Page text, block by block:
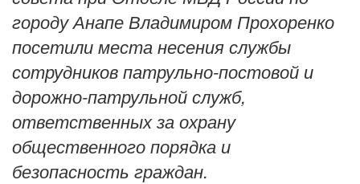
городу Анапе Владимиром Прохоренко
посетили места несения службы
сотрудников патрульно-постовой и
дорожно-патрульной служб,
ответственных за охрану
общественного порядка и
безопасность граждан.